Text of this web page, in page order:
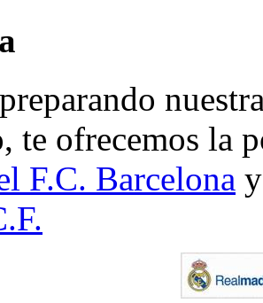
te ofrecemos la
F.C. Barcelona